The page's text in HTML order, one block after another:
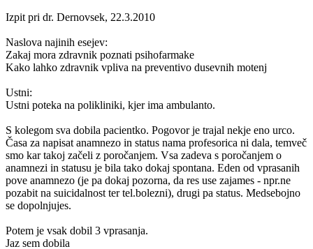
Izpit pri dr. Dernovsek, 22.3.2010
Naslova najinih esejev:
Zakaj mora zdravnik poznati psihofarmake
Kako lahko zdravnik vpliva na preventivo dusevnih motenj
Ustni:
Ustni poteka na polikliniki, kjer ima ambulanto.
S kolegom sva dobila pacientko. Pogovor je trajal nekje eno urco.
Časa za napisat anamnezo in status nama profesorica ni dala, temveč
smo kar takoj začeli z poročanjem. Vsa zadeva s poročanjem o
anamnezi in statusu je bila tako dokaj spontana. Eden od vprasanih
pove anamnezo (je pa dokaj pozorna, da res use zajames - npr.ne
pozabit na suicidalnost ter tel.bolezni), drugi pa status. Medsebojno
se dopolnjujes.
Potem je vsak dobil 3 vprasanja.
Jaz sem dobila